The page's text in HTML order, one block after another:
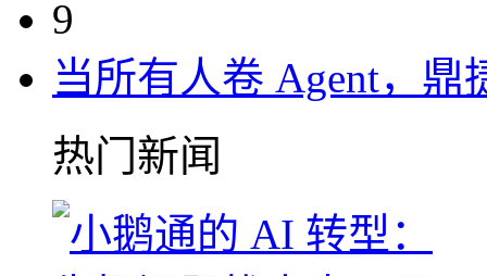
9
当所有人卷 Agent，
热门新闻